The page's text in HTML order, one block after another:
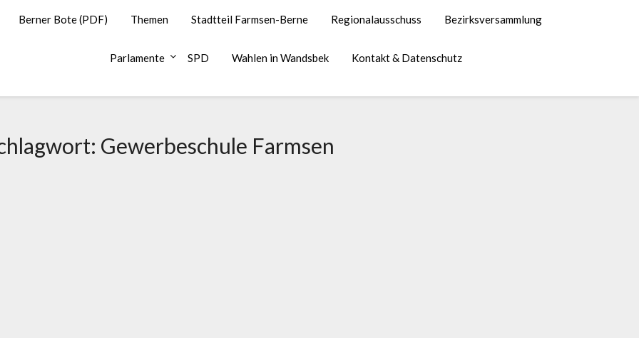
Berner Bote (PDF) Themen Stadtteil Farmsen-Berne Regionalausschuss Bezirksversammlung
Parlamente SPD Wahlen in Wandsbek Kontakt & Datenschutz
Gewerbeschule Farmsen